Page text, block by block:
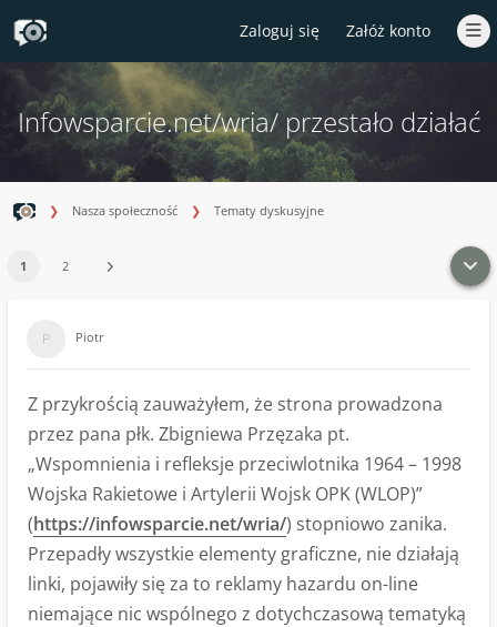
Zaloguj się Załóż konto
Infowsparcie.net/wria/ przestało działać
Nasza społeczność Tematy dyskusyjne
1 2
Piotr
Z przykrością zauważyłem, że strona prowadzona
przez pana płk. Zbigniewa Przęzaka pt.
„Wspomnienia i refleksje przeciwlotnika 1964 – 1998
Wojska Rakietowe i Artylerii Wojsk OPK (WLOP)”
(https://infowsparcie.net/wria/) stopniowo zanika.
Przepadły wszystkie elementy graficzne, nie działają
linki, pojawiły się za to reklamy hazardu on-line
niemające nic wspólnego z dotychczasową tematyką